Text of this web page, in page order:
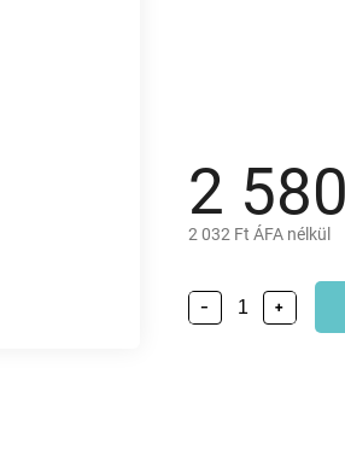
2
2 032 Ft ÁFA nélkül
+
−